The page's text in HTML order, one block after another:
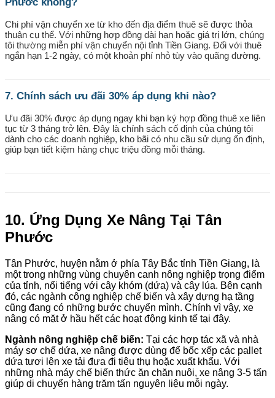
Chi phí vận chuyển xe từ kho đến địa điểm thuê sẽ được thỏa
thuận cụ thể. Với những hợp đồng dài hạn hoặc giá trị lớn, chúng
tôi thường miễn phí vận chuyển nội tỉnh Tiền Giang. Đối với thuê
ngắn hạn 1-2 ngày, có một khoản phí nhỏ tùy vào quãng đường.
7. Chính sách ưu đãi 30% áp dụng khi nào?
Ưu đãi 30% được áp dụng ngay khi bạn ký hợp đồng thuê xe liên
tục từ 3 tháng trở lên. Đây là chính sách cố định của chúng tôi
dành cho các doanh nghiệp, kho bãi có nhu cầu sử dụng ổn định,
giúp bạn tiết kiệm hàng chục triệu đồng mỗi tháng.
10. Ứng Dụng Xe Nâng Tại Tân
Phước
Tân Phước, huyện nằm ở phía Tây Bắc tỉnh Tiền Giang, là
một trong những vùng chuyên canh nông nghiệp trọng điểm
của tỉnh, nổi tiếng với cây khóm (dứa) và cây lúa. Bên cạnh
đó, các ngành công nghiệp chế biến và xây dựng hạ tầng
cũng đang có những bước chuyển mình. Chính vì vậy, xe
nâng có mặt ở hầu hết các hoạt động kinh tế tại đây.
Ngành nông nghiệp chế biến: Tại các hợp tác xã và nhà
máy sơ chế dứa, xe nâng được dùng để bốc xếp các pallet
dứa tươi lên xe tải đưa đi tiêu thụ hoặc xuất khẩu. Với
những nhà máy chế biến thức ăn chăn nuôi, xe nâng 3-5 tấn
giúp di chuyển hàng trăm tấn nguyên liệu mỗi ngày.